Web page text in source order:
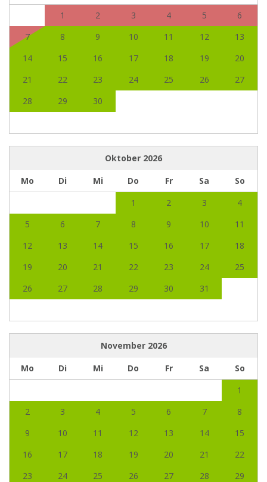
1 2 3 4 5
6
7
8 9 10 11 12
13
14
15 16 17 18 19
20
21
22 23 24 25 26
27
28
29 30
Oktober 2026
Mo
Di Mi Do Fr Sa
So
1
2 3
4
5
6 7 8 9 10
11
12
13 14 15 16 17
18
19
20 21 22 23 24
25
26
27 28 29 30 31
November 2026
Mo
Di Mi Do Fr Sa
So
1
2
3 4 5 6 7
8
9
10 11 12 13 14
15
16
17 18 19 20 21
22
23
24 25 26 27 28
29